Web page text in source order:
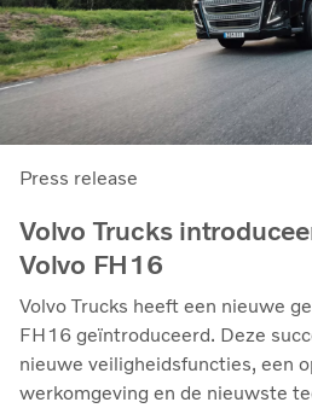
Press release
Volvo Trucks
Volvo FH16
Volvo Trucks heeft een nieuwe
FH16 geïntroduceerd. Deze
nieuwe veiligheidsfuncties, een
werkomgeving en de nieuwste